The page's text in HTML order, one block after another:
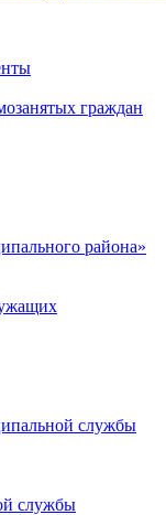
граждан
района»
службы
службы